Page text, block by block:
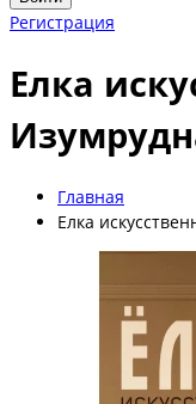
Регистрация
Елка
Главная
Елка